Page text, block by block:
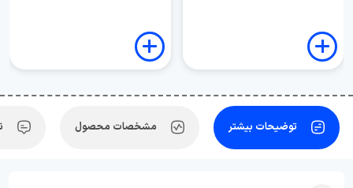
توضیحات بیشتر مشخصات محصول